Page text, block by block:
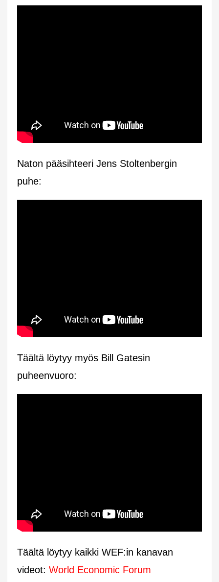
Naton pääsihteeri Jens Stoltenbergin
puhe:
Täältä löytyy myös Bill Gatesin
puheenvuoro:
Täältä löytyy kaikki WEF:in kanavan
videot: World Economic Forum